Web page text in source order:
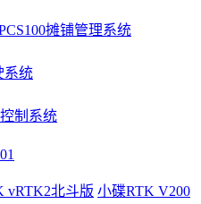
摊铺管理系统
系统
制系统
vRTK2北斗版 小碟RTK V200